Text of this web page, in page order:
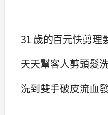
31 歲的百元快剪理
天天幫客人剪頭髮
洗到雙手破皮流血